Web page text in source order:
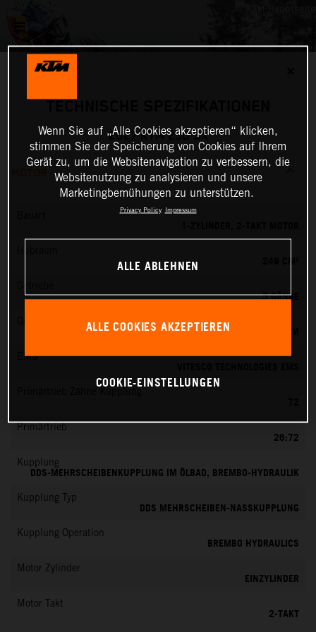
2027 KTM 250 SX
5 GÄNGE
Gemischaufbereitung
KEIHIN EFI, DROSSELKÖRPER 39 MM
EMS
Primärtrieb
26:72
Kupplung
DDS-MEHRSCHEIBENKUPPLUNG IM ÖLBAD, BREMBO-HYDRAULIK
Kupplung Typ
DDS MEHRSCHEIBEN-NASSKUPPLUNG
Kupplung Operation
BREMBO HYDRAULICS
Motor Zylinder
EINZYLINDER
Motor Takt
2-TAKT
Wenn Sie auf „Alle Cookies akzeptieren“ klicken,
stimmen Sie der Speicherung von Cookies auf Ihrem
Gerät zu, um die Websitenavigation zu verbessern, die
Websitenutzung zu analysieren und unsere
Marketingbemühungen zu unterstützen.
Privacy Policy Impressum
ALLE ABLEHNEN
ALLE COOKIES AKZEPTIEREN
COOKIE-EINSTELLUNGEN